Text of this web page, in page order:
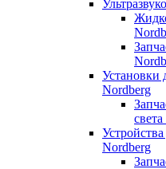
Установки
Nordberg
Nordberg